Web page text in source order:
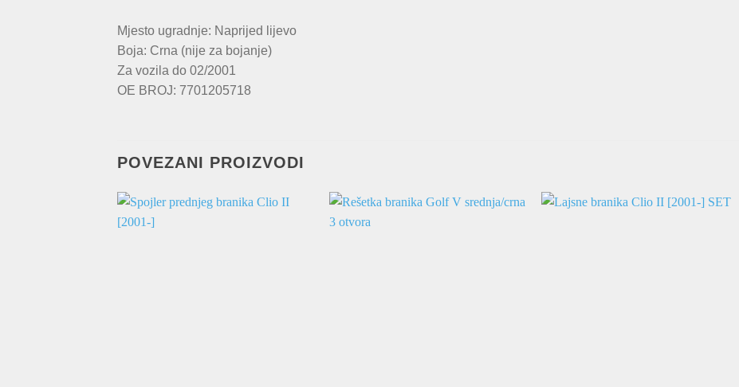
Mjesto ugradnje: Naprijed lijevo
Boja: Crna (nije za bojanje)
Za vozila do 02/2001
OE BROJ: 7701205718
POVEZANI PROIZVODI